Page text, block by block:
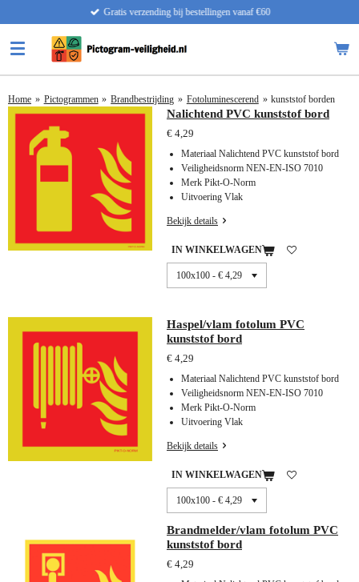
naar
de
hoofdinhoud
Gratis verzending bij bestellingen vanaf €60
Home » Pictogrammen » Brandbestrijding » Fotoluminescerend » kunststof borden
Nalichtend PVC kunststof bord
€ 4,29
Materiaal Nalichtend PVC kunststof bord
Veiligheidsnorm NEN-EN-ISO 7010
Merk Pikt-O-Norm
Uitvoering Vlak
Bekijk details
IN WINKELWAGEN
Haspel/vlam fotolum PVC
kunststof bord
€ 4,29
Materiaal Nalichtend PVC kunststof bord
Veiligheidsnorm NEN-EN-ISO 7010
Merk Pikt-O-Norm
Uitvoering Vlak
Bekijk details
IN WINKELWAGEN
Brandmelder/vlam fotolum PVC
kunststof bord
€ 4,29